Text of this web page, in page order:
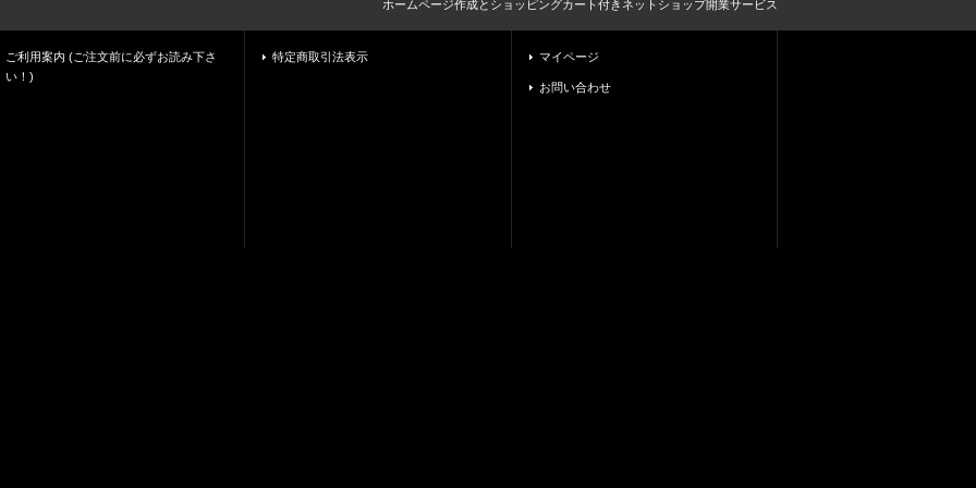
ホームページ作成とショッピングカート付きネットショップ開業サービス
ご利用案内 (ご注文前に必ずお読み下さ
い！)
特定商取引法表示 マイページ
お問い合わせ